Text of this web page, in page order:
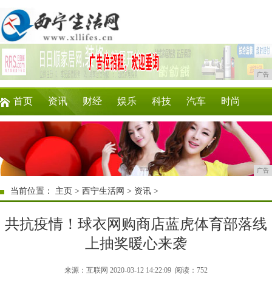
广告
首页 资讯 财经 娱乐 科技 汽车 时尚
游戏 美食 商讯 微商 区块链
广告
当前位置： 主页 >西宁生活网 > 资讯 >
共抗疫情！球衣网购商店蓝虎体育部落线
上抽奖暖心来袭
来源：互联网 2020-03-12 14:22:09 阅读：752